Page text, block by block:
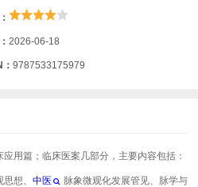
2026-06-18
9787533175979
用篇；临床医案几部分，主要内容包括：
想、 中医 脉象微观化发展管见、脉学与